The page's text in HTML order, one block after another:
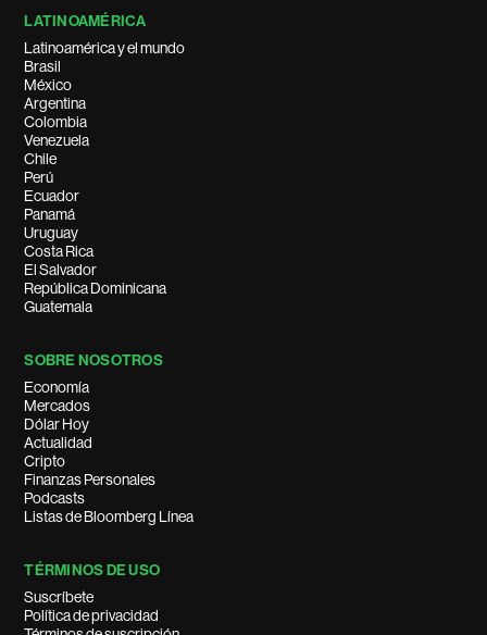
LATINOAMÉRICA
Latinoamérica y el mundo
Brasil
México
Argentina
Colombia
Venezuela
Chile
Perú
Ecuador
Panamá
Uruguay
Costa Rica
El Salvador
República Dominicana
Guatemala
SOBRE NOSOTROS
Economía
Mercados
Dólar Hoy
Actualidad
Cripto
Finanzas Personales
Podcasts
Listas de Bloomberg Línea
TÉRMINOS DE USO
Suscríbete
Política de privacidad